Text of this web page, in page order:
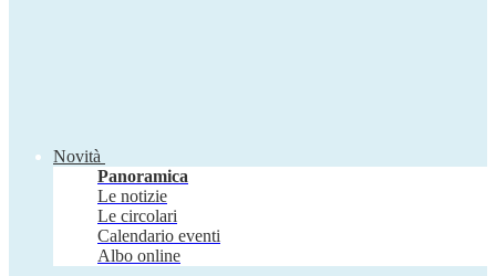
Novità
Panoramica
Le notizie
Le circolari
Calendario eventi
Albo online